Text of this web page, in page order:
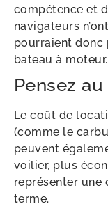
compétence et
navigateurs
pourraient donc
bateau à moteur.
Pensez
Le coût de
(comme le
peuvent
voilier, plus
représenter
terme.